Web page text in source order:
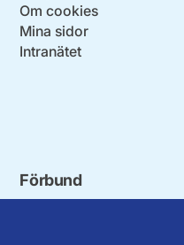
Om cookies
Mina sidor
Intranätet
Förbund